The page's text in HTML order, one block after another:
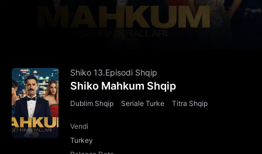
Shiko 13.Episodi Shqip
Shiko Mahkum Shqip
Dublim Shqip Seriale Turke Titra Shqip
Vendi
Turkey